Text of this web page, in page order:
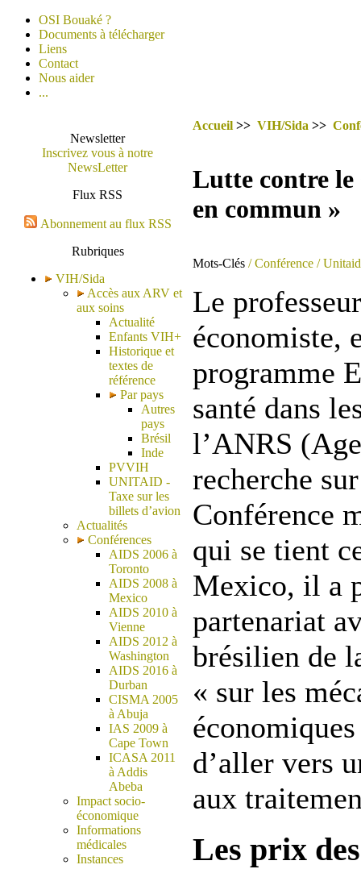
OSI Bouaké ?
Documents à télécharger
Liens
Contact
Nous aider
...
Newsletter
Inscrivez vous à notre
NewsLetter
Flux RSS
Abonnement au flux RSS
Rubriques
VIH/Sida
Accès aux ARV et
aux soins
Actualité
Enfants VIH+
Historique et
textes de
référence
Par pays
Autres
pays
Brésil
Inde
PVVIH
UNITAID -
Taxe sur les
billets d’avion
Actualités
Conférences
AIDS 2006 à
Toronto
AIDS 2008 à
Mexico
AIDS 2010 à
Vienne
AIDS 2012 à
Washington
AIDS 2016 à
Durban
CISMA 2005
à Abuja
IAS 2009 à
Cape Town
ICASA 2011
à Addis
Abeba
Impact socio-
économique
Informations
médicales
Instances
Accueil >> VIH/Sida >>
Lutte contre
en commun »
Mots-Clés / Conférence / Unitaid
Le
économiste,
programme
santé dans
l’ANRS
recherche
Conférence
qui se tient
Mexico, il a
partenariat
brésilien de
« sur les
d’aller vers
aux
Les prix